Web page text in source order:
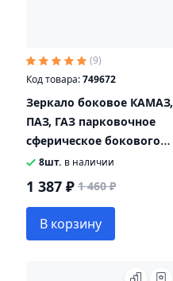
(9)
Код товара:749672
Зеркало боковое КАМАЗ,
ПАЗ, ГАЗ парковочное
сферическое бокового
обзора (бордюрное)
252х156 ТИМЕР
8шт. в наличии
1 387 ₽ 1 460 ₽
В корзину